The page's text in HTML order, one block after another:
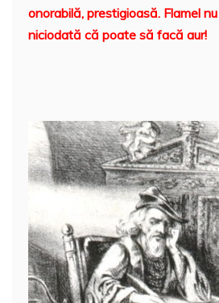
onorabilă, prestigioasă. Flamel
niciodată că poate să facă aur!